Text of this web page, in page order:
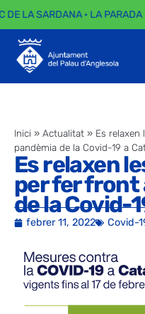
DE LA SARDANA · LA
Inici » Actualitat » Es
pandèmia de la Covid-19 a
Es relaxen
per fer front
de la Covid-
febrer 11, 2022 Covid-